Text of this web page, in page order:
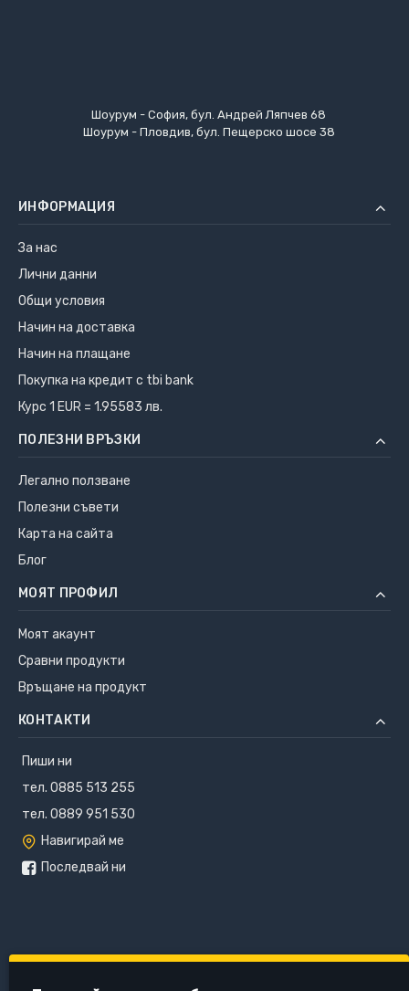
Шоурум - София, бул. Андрей Ляпчев 68
Шоурум - Пловдив, бул. Пещерско шосе 38
ИНФОРМАЦИЯ
За нас
Лични данни
Общи условия
Начин на доставка
Начин на плащане
Покупка на кредит с tbi bank
Курс 1 EUR = 1.95583 лв.
ПОЛЕЗНИ ВРЪЗКИ
Легално ползване
Полезни съвети
Карта на сайта
Блог
МОЯТ ПРОФИЛ
Моят акаунт
Сравни продукти
Връщане на продукт
КОНТАКТИ
Пиши ни
тел. 0885 513 255
тел. 0889 951 530
Навигирай ме
Последвай ни